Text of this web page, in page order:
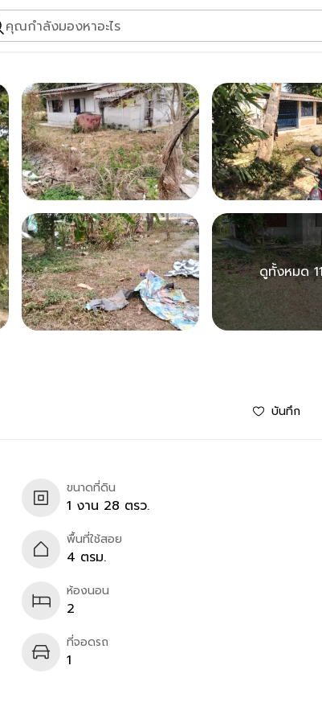
คุณกำลังมองหาอะไร
ดูทั้งหมด
บันทึก
ขนาดที่ดิน
1 งาน 28 ตรว.
พื้นที่ใช้สอย
4 ตรม.
ห้องนอน
2
ที่จอดรถ
1